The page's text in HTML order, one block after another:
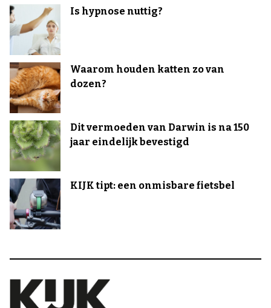
Is hypnose nuttig?
Waarom houden katten zo van
dozen?
Dit vermoeden van Darwin is na 150
jaar eindelijk bevestigd
KIJK tipt: een onmisbare fietsbel